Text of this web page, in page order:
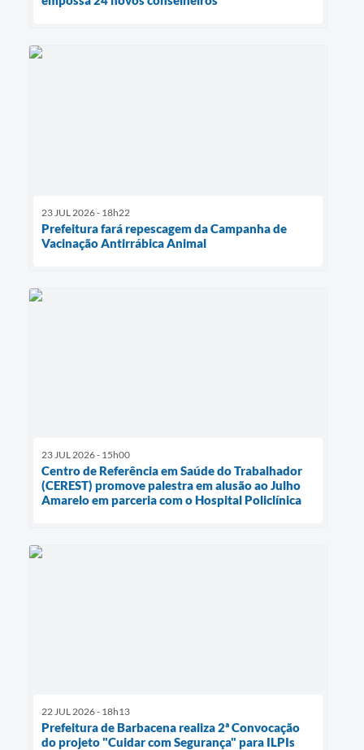
23 JUL 2026 - 18h22
Prefeitura fará repescagem da Campanha de
Vacinação Antirrábica Animal
23 JUL 2026 - 15h00
Centro de Referência em Saúde do Trabalhador
(CEREST) promove palestra em alusão ao Julho
Amarelo em parceria com o Hospital Policlínica
22 JUL 2026 - 18h13
Prefeitura de Barbacena realiza 2ª Convocação
do projeto "Cuidar com Segurança" para ILPIs